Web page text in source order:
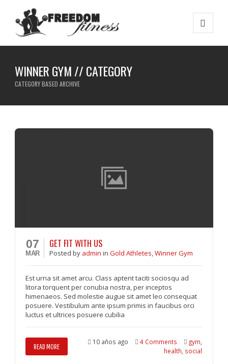
WINNER GYM // CATEGORY
CATEGORY BASED ARCHIVE
07
MAR
GET FIT WITH US
Postedby admininGold Athletes,Winner Gym
Est urna sit amet arcu. Class aptent taciti sociosqu ad
litora torquent per conubia nostra, per inceptos
himenaeos. Sed molestie augue sit amet leo consequat
posuere. Vestibulum ante ipsum primis in faucibus orci
luctus et ultrices posuere cubilia
READ MORE
10 años ago 4 Comments gym
health social